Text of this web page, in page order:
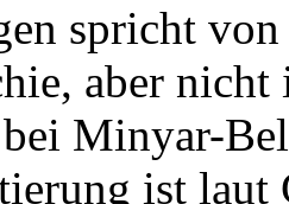
spricht
aber
Minyar-
ist laut